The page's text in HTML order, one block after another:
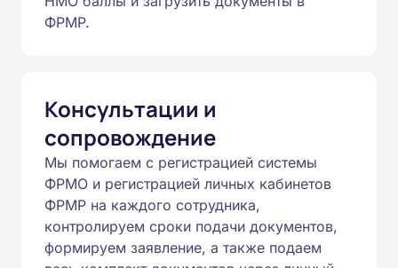
ФРМР.
Консультации и
сопровождение
Мы помогаем с регистрацией системы
ФРМО и регистрацией личных кабинетов
ФРМР на каждого сотрудника,
контролируем сроки подачи документов,
формируем заявление, а также подаем